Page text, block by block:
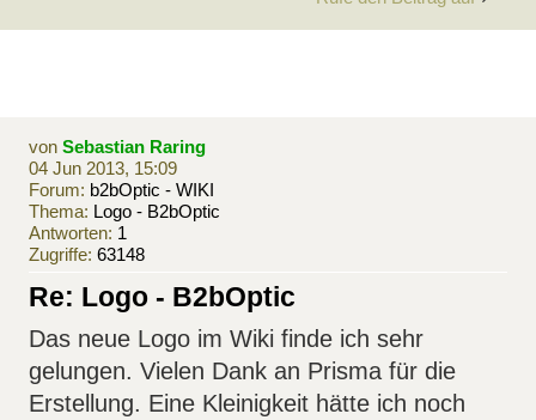
von Sebastian Raring
04 Jun 2013, 15:09
Forum: b2bOptic - WIKI
Thema: Logo - B2bOptic
Antworten: 1
Zugriffe: 63148
Re: Logo - B2bOptic
Das neue Logo im Wiki finde ich sehr
gelungen. Vielen Dank an Prisma für die
Erstellung. Eine Kleinigkeit hätte ich noch